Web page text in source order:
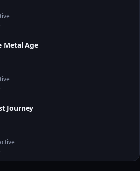
Metal Age
Journey